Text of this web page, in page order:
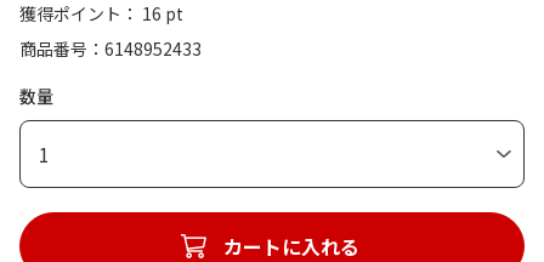
獲得ポイント： 16 pt
商品番号
6148952433
数量
1
カートに入れる